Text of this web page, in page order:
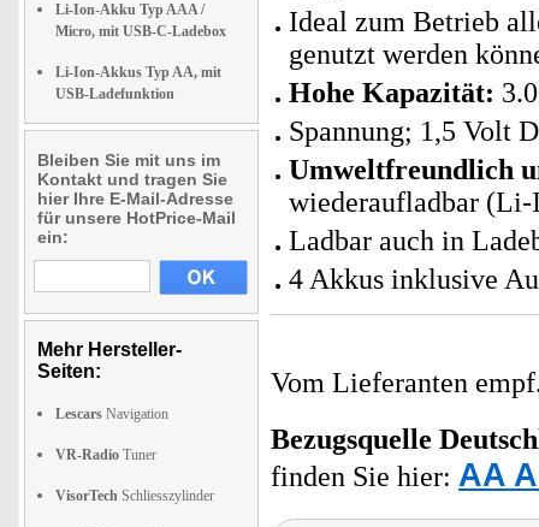
Li-Ion-Akku Typ AAA /
Micro, mit USB-C-Ladebox
Li-Ion-Akkus Typ AA, mit
USB-Ladefunktion
Bleiben Sie mit uns im
Kontakt und tragen Sie
hier Ihre E-Mail-Adresse
für unsere HotPrice-Mail
ein:
Mehr Hersteller-
Seiten:
Lescars Navigation
VR-Radio Tuner
VisorTech Schliesszylinder
Ideal zum Betrieb
genutzt werden
Hohe Kapazität:
Spannung; 1,5 Volt
Umweltfreundlich
wiederaufladbar (Li-
Ladbar auch in
4 Akkus inklusive
Vom Lieferanten
Bezugsquelle
finden Sie hier: AA